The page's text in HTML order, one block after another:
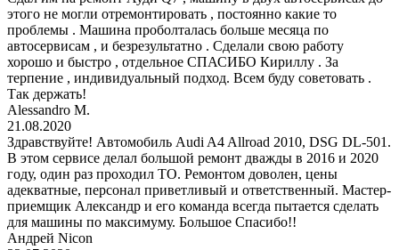
этого не могли отремонтировать , постоянно какие то
проблемы . Машина проболталась больше месяца по
автосервисам , и безрезультатно . Сделали свою работу
хорошо и быстро , отдельное СПАСИБО Кириллу . За
терпение , индивидуальный подход. Всем буду советовать .
Так держать!
Alessandro M.
21.08.2020
Здравствуйте! Автомобиль Audi A4 Allroad 2010, DSG DL-501.
В этом сервисе делал большой ремонт дважды в 2016 и 2020
году, один раз проходил ТО. Ремонтом доволен, цены
адекватные, персонал приветливый и ответственный. Мастер-
приемщик Александр и его команда всегда пытается сделать
для машины по максимуму. Большое Спасибо!!
Андрей Nicon